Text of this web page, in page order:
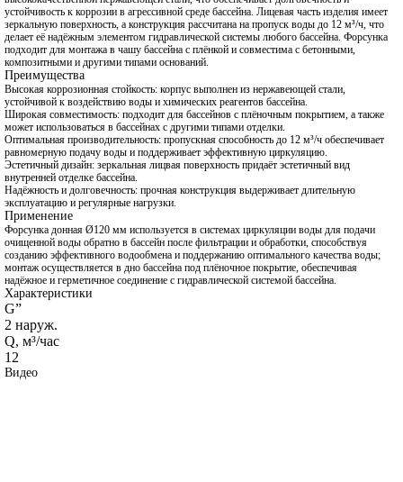
устойчивость к коррозии в агрессивной среде бассейна. Лицевая часть изделия имеет
зеркальную поверхность, а конструкция рассчитана на пропуск воды до 12 м³/ч, что
делает её надёжным элементом гидравлической системы любого бассейна. Форсунка
подходит для монтажа в чашу бассейна с плёнкой и совместима с бетонными,
композитными и другими типами оснований.
Преимущества
Высокая коррозионная стойкость: корпус выполнен из нержавеющей стали,
устойчивой к воздействию воды и химических реагентов бассейна.
Широкая совместимость: подходит для бассейнов с плёночным покрытием, а также
может использоваться в бассейнах с другими типами отделки.
Оптимальная производительность: пропускная способность до 12 м³/ч обеспечивает
равномерную подачу воды и поддерживает эффективную циркуляцию.
Эстетичный дизайн: зеркальная лицвая поверхность придаёт эстетичный вид
внутренней отделке бассейна.
Надёжность и долговечность: прочная конструкция выдерживает длительную
эксплуатацию и регулярные нагрузки.
Применение
Форсунка донная Ø120 мм используется в системах циркуляции воды для подачи
очищенной воды обратно в бассейн после фильтрации и обработки, способствуя
созданию эффективного водообмена и поддержанию оптимального качества воды;
монтаж осуществляется в дно бассейна под плёночное покрытие, обеспечивая
надёжное и герметичное соединение с гидравлической системой бассейна.
Характеристики
G”
2 наруж.
Q, м³/час
12
Видео